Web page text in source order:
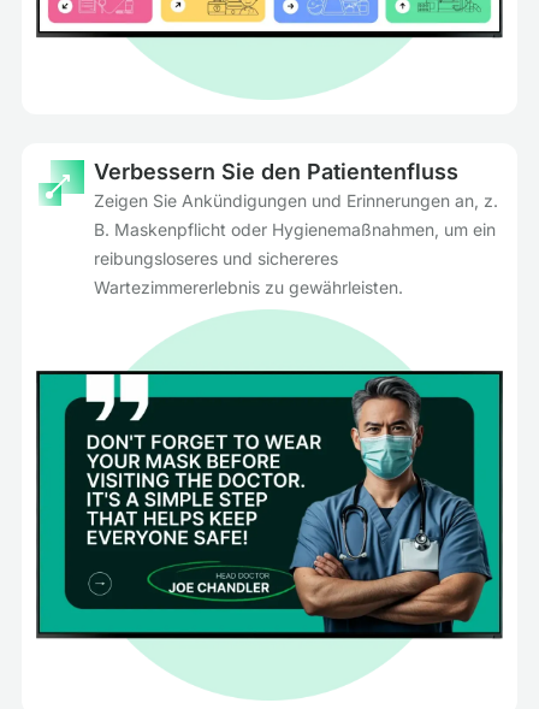
Verbessern Sie den Patientenfluss
Zeigen Sie Ankündigungen und Erinnerungen an, z.
B. Maskenpflicht oder Hygienemaßnahmen, um ein
reibungsloseres und sichereres
Wartezimmererlebnis zu gewährleisten.